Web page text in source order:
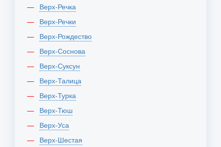
Верх-Речка
Верх-Речки
Верх-Рождество
Верх-Соснова
Верх-Суксун
Верх-Талица
Верх-Турка
Верх-Тюш
Верх-Уса
Верх-Шестая